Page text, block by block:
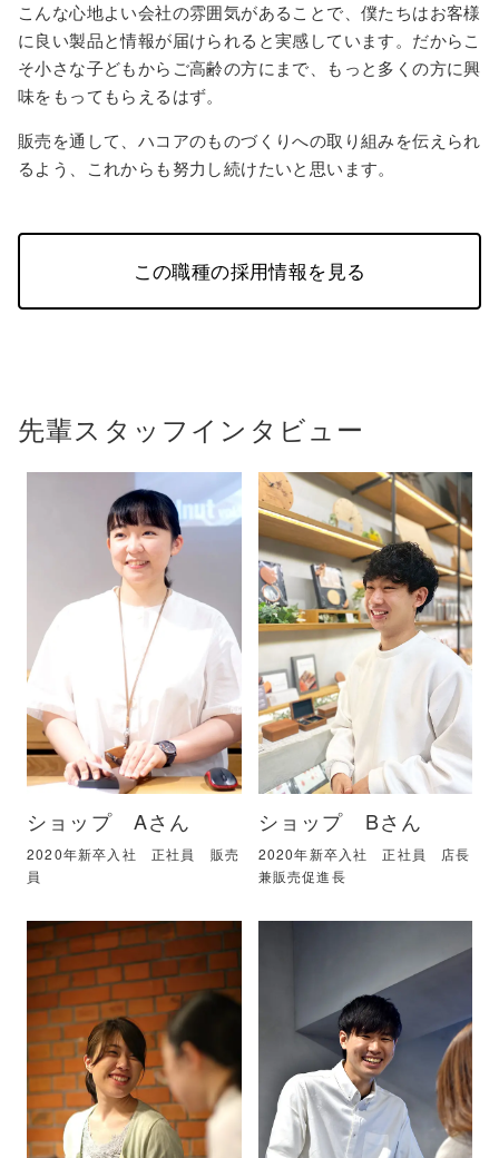
こんな心地よい会社の雰囲気があることで、僕たちはお客様
に良い製品と情報が届けられると実感しています。だからこ
そ小さな子どもからご高齢の方にまで、もっと多くの方に興
味をもってもらえるはず。
販売を通して、ハコアのものづくりへの取り組みを伝えられ
るよう、これからも努力し続けたいと思います。
この職種の採用情報を見る
先輩スタッフインタビュー